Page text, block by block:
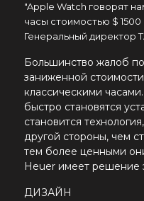
"Apple Watch говорят
часы стоимостью $ 1500
Генеральный директор
Большинство жалоб по
заниженной
классическими
быстро становятся
становится
другой стороны, чем
тем более ценными
Heuer имеет решение
ДИЗАЙН